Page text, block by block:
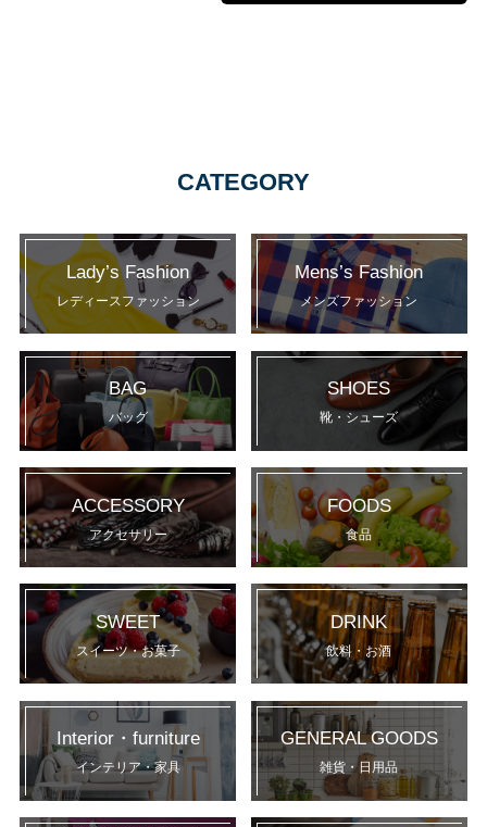
CATEGORY
Lady’s Fashion
レディースファッション
Mens’s Fashion
メンズファッション
BAG
バッグ
SHOES
靴・シューズ
ACCESSORY
アクセサリー
FOODS
食品
SWEET
スイーツ・お菓子
DRINK
飲料・お酒
Interior・furniture
インテリア・家具
GENERAL GOODS
雑貨・日用品